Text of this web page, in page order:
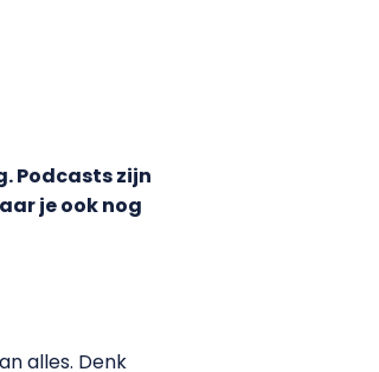
Podcasts zijn
je ook nog
alles. Denk